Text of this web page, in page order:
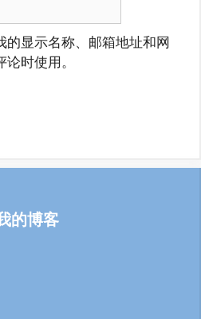
的显示名称、邮箱地址和网
时使用。
的博客